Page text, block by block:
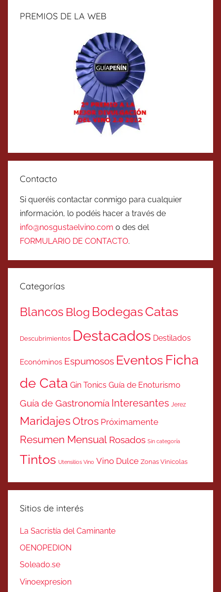
PREMIOS DE LA WEB
Contacto
Si queréis contactar conmigo para cualquier
información, lo podéis hacer a través de
info@nosgustaelvino.com o des del
FORMULARIO DE CONTACTO.
Categorías
Blancos Blog BodegasCatas
Descubrimientos Destacados Destilados
Económinos Espumosos Eventos Ficha
de Cata Gin Tonics Guía de Enoturismo
Guía de Gastronomía Interesantes Jerez
MaridajesOtros Próximamente
Resumen Mensual Rosados Sin categoría
Tintos Utensilios Vino Vino Dulce Zonas Vinicolas
Sitios de interés
La Sacristía del Caminante
OENOPEDION
Soleado.se
Vinoexpresion